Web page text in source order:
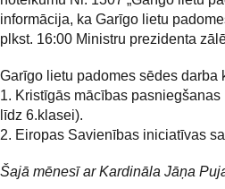
informācija, ka Garīgo lietu
plkst. 16:00 Ministru prezidenta
Garīgo lietu padomes sēdes
1. Kristīgās mācības
līdz 6.klasei).
2. Eiropas Savienības iniciatīvas
Šajā mēnesī ar Kardināla Jāņa